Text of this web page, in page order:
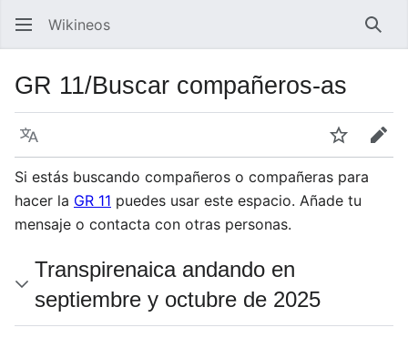
Wikineos
GR 11/Buscar compañeros-as
Idioma Vigilar
Si estás buscando compañeros o compañeras para
hacer la GR 11 puedes usar este espacio. Añade tu
mensaje o contacta con otras personas.
Transpirenaica andando en
septiembre y octubre de 2025